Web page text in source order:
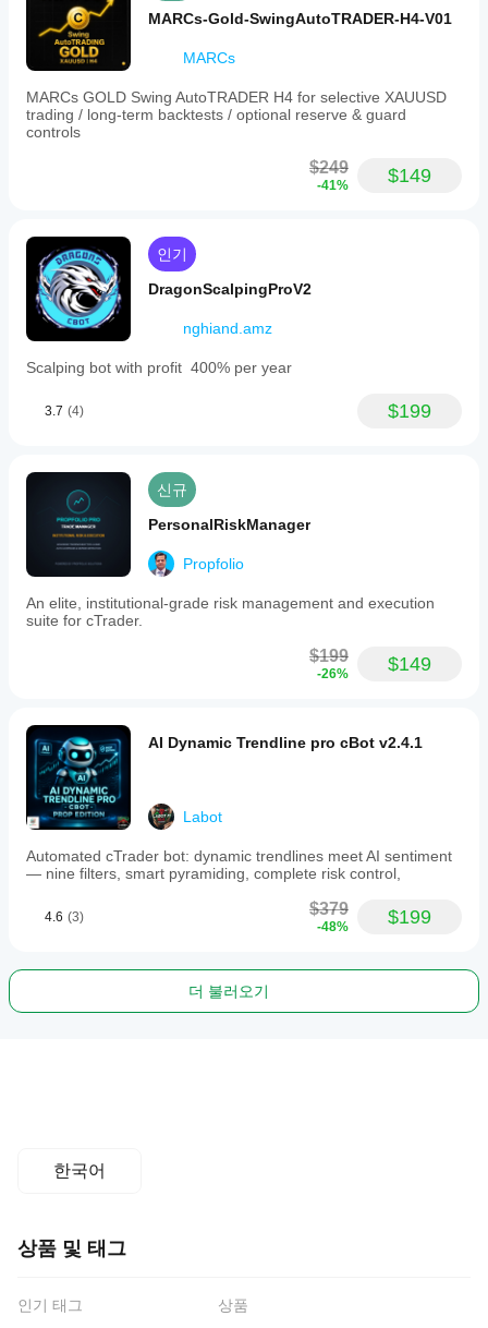
MARCs-Gold-SwingAutoTRADER-H4-V01
MARCs
MARCs GOLD Swing AutoTRADER H4 for selective XAUUSD
trading / long-term backtests / optional reserve & guard
controls
$249
-41% $149
인기
DragonScalpingProV2
nghiand.amz
Scalping bot with profit 400% per year
3.7 (4) $199
신규
PersonalRiskManager
Propfolio
An elite, institutional-grade risk management and execution
suite for cTrader.
$199
-26% $149
AI Dynamic Trendline pro cBot v2.4.1
Labot
Automated cTrader bot: dynamic trendlines meet AI sentiment
— nine filters, smart pyramiding, complete risk control,
4.6 (3) $379
-48% $199
더 불러오기
한국어
상품 및 태그
인기 태그
상품